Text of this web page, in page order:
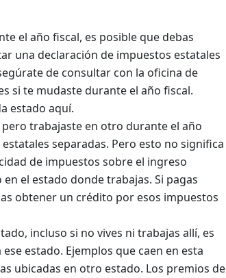
el año fiscal, es posible que debas
una declaración de impuestos estatales
de consultar con la oficina de
si te mudaste durante el año fiscal.
estado aquí.
pero trabajaste en otro durante el año
separadas. Pero esto no significa
de impuestos sobre el ingreso
el estado donde trabajas. Si pagas
obtener un crédito por esos impuestos
incluso si no vives ni trabajas allí, es
estado. Ejemplos que caen en esta
ubicadas en otro estado. Los premios de